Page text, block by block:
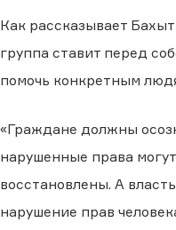
Как рассказывает
группа ставит перед
помочь конкретным
«Граждане должны
нарушенные права
восстановлены. А
нарушение прав